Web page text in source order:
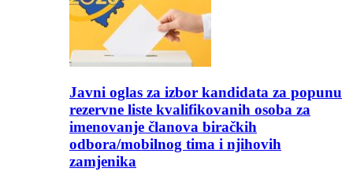
Javni oglas za izbor kandidata za popunu
rezervne liste kvalifikovanih osoba za
imenovanje članova biračkih
odbora/mobilnog tima i njihovih
zamjenika